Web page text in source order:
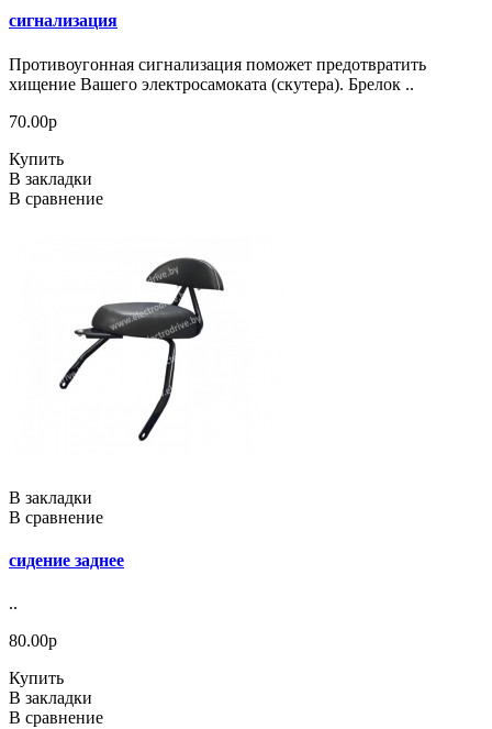
сигнализация
Противоугонная сигнализация поможет предотвратить
хищение Вашего электросамоката (скутера). Брелок ..
70.00р
Купить
В закладки
В сравнение
В закладки
В сравнение
сидение заднее
..
80.00р
Купить
В закладки
В сравнение